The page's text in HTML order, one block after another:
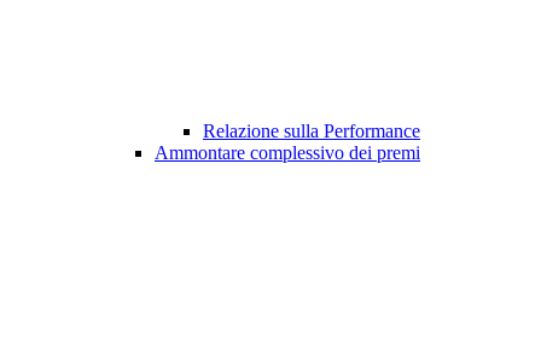
Relazione sulla Performance
Ammontare complessivo dei premi